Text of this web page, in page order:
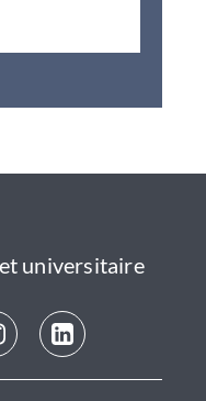
universitaire